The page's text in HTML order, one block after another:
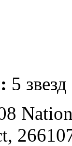
5 звезд